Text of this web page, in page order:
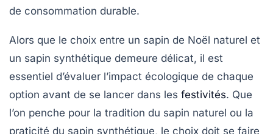
de consommation durable.
Alors que le choix entre un sapin de Noël naturel et
un sapin synthétique demeure délicat, il est
essentiel d’évaluer l’impact écologique de chaque
option avant de se lancer dans les festivités. Que
l’on penche pour la tradition du sapin naturel ou la
praticité du sapin synthétique, le choix doit se faire